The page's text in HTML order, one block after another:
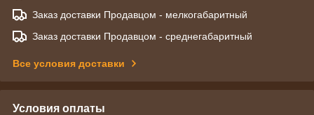
Заказ доставки Продавцом - мелкогабаритный
Заказ доставки Продавцом - среднегабаритный
Все условия доставки
Условия оплаты